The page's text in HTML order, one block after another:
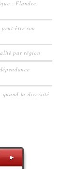
: Flandre,
être son
par région
quand la diversité